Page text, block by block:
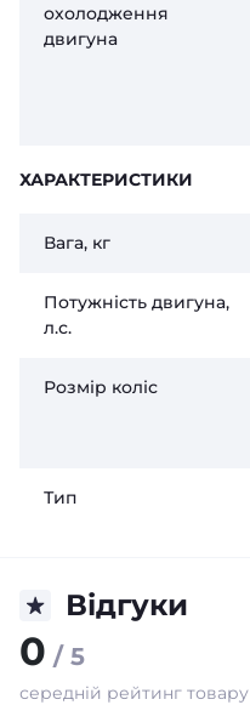
охолодження
двигуна
ХАРАКТЕРИСТИКИ
Вага, кг
Потужність двигуна,
л.с.
Розмір коліс
Тип
Відгуки
0 / 5
середній рейтинг товару